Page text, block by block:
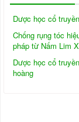
Dược học cổ
Chống rụng tóc
pháp từ Nấm Lim
Dược học cổ
hoàng